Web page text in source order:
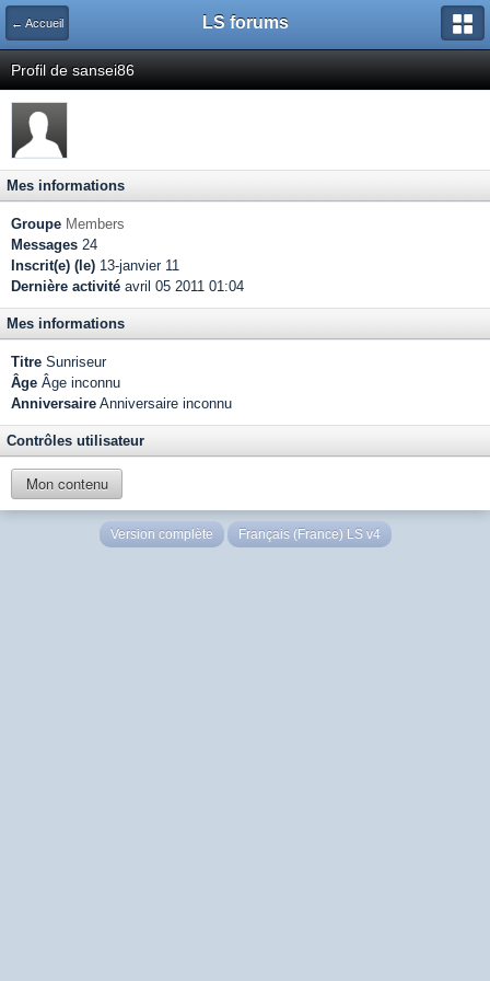
← Accueil LS forums
Profil de sansei86
Mes informations
Groupe Members
Messages 24
Inscrit(e) (le) 13-janvier 11
Dernière activité avril 05 2011 01:04
Mes informations
Titre Sunriseur
Âge Âge inconnu
Anniversaire Anniversaire inconnu
Contrôles utilisateur
Mon contenu
Version complète Français (France) LS v4